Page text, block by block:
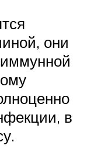
они
в